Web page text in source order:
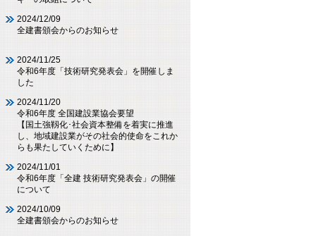
2024/12/09
全建書頒会からのお知らせ
2024/11/25
令和6年度「技術研究発表会」を開催しま
した
2024/11/20
令和6年度 全国建設業協会要望
【国土強靱化･社会資本整備を着実に推進
し、地域建設業がその社会的使命をこれか
らも果たしていくために】
2024/11/01
令和6年度「全建 技術研究発表会」の開催
について
2024/10/09
全建書頒会からのお知らせ